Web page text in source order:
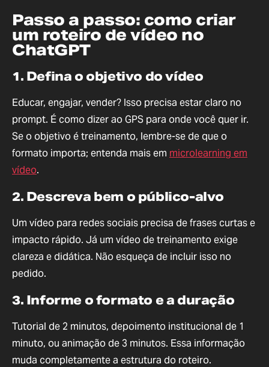
Passo a passo: como criar
um roteiro de vídeo no
ChatGPT
1. Defina o objetivo do vídeo
Educar, engajar, vender? Isso precisa estar claro no
prompt. É como dizer ao GPS para onde você quer ir.
Se o objetivo é treinamento, lembre-se de que o
formato importa; entenda mais em microlearning em
vídeo.
2. Descreva bem o público-alvo
Um vídeo para redes sociais precisa de frases curtas e
impacto rápido. Já um vídeo de treinamento exige
clareza e didática. Não esqueça de incluir isso no
pedido.
3. Informe o formato e a duração
Tutorial de 2 minutos, depoimento institucional de 1
minuto, ou animação de 3 minutos. Essa informação
muda completamente a estrutura do roteiro.